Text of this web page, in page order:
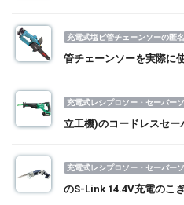
充電式塩ビ管チェーンソーの匿
管チェーンソーを実際に
充電式レシプロソー・セーバー
立工機)のコードレスセー
充電式レシプロソー・セーバー
のS-Link 14.4V充電のこ